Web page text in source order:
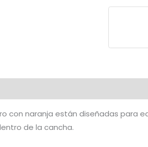
con naranja están diseñadas para
de la cancha.